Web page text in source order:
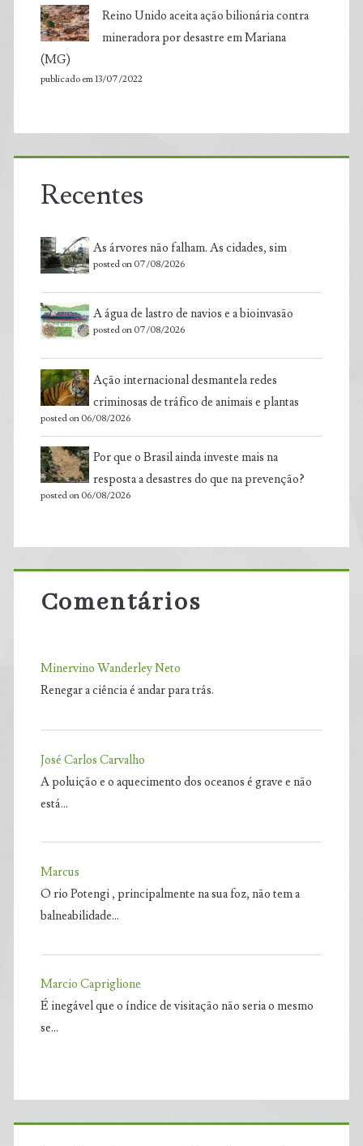
Reino Unido aceita ação bilionária contra
mineradora por desastre em Mariana
(MG)
publicado em 13/07/2022
Recentes
As árvores não falham. As cidades, sim
posted on 07/08/2026
A água de lastro de navios e a bioinvasão
posted on 07/08/2026
Ação internacional desmantela redes
criminosas de tráfico de animais e plantas
posted on 06/08/2026
Por que o Brasil ainda investe mais na
resposta a desastres do que na prevenção?
posted on 06/08/2026
Comentários
Minervino Wanderley Neto
Renegar a ciência é andar para trás.
José Carlos Carvalho
A poluição e o aquecimento dos oceanos é grave e não
está…
Marcus
O rio Potengi , principalmente na sua foz, não tem a
balneabilidade…
Marcio Capriglione
É inegável que o índice de visitação não seria o mesmo
se…